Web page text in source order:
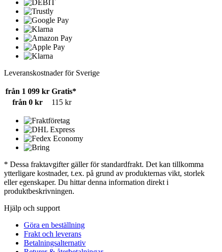
Leveranskostnader för Sverige
från 1 099 kr Gratis*
från 0 kr
115 kr
* Dessa fraktavgifter gäller för standardfrakt. Det kan tillkomma
ytterligare kostnader, t.ex. på grund av produkternas vikt, storlek
eller egenskaper. Du hittar denna information direkt i
produktbeskrivningen.
Hjälp och support
Göra en beställning
Frakt och leverans
Betalningsalternativ